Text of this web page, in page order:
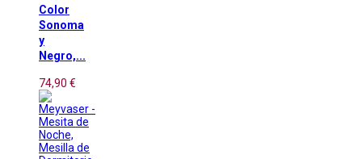
Color
Sonoma
y
Negro,...
74,90 €